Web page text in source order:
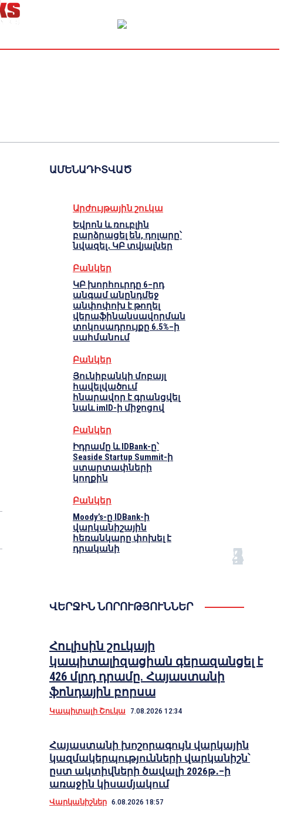
ԱՄԵՆԱԴԻՏՎԱԾ
Արժույթային շուկա
Եվրոն և ռուբլին
բարձրացել են, դոլարը՝
նվազել․ ԿԲ տվյալներ
Բանկեր
ԿԲ խորհուրդը 6–րդ
անգամ անընդմեջ
անփոփոխ է թողել
վերաֆինանսավորման
տոկոսադրույքը 6.5%–ի
սահմանում
Բանկեր
Յունիբանկի մոբայլ
հավելվածում
հնարավոր է գրանցվել
նաև imID-ի միջոցով
Բանկեր
Իդրամը և IDBank-ը՝
Seaside Startup Summit-ի
ստարտափների
կողքին
Բանկեր
Moody’s-ը IDBank-ի
վարկանիշային
հեռանկարը փոխել է
դրականի
ՎԵՐՋԻՆ ՆՈՐՈՒԹՅՈՒՆՆԵՐ
Հուլիսին շուկայի
կապիտալիզացիան գերազանցել է
426 մլրդ դրամը. Հայաստանի
ֆոնդային բորսա
Կապիտալի Շուկա 7.08.2026 12:34
Հայաստանի խոշորագույն վարկային
կազմակերպությունների վարկանիշն՝
ըստ ակտիվների ծավալի 2026թ․–ի
առաջին կիսամյակում
Վարկանիշներ 6.08.2026 18:57